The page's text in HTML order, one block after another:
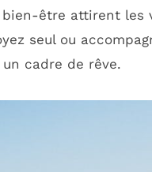
être attirent les
seul ou
cadre de rêve.